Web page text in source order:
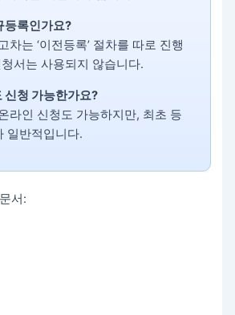
등록인가요?
차는 ‘이전등록’ 절차를 따로 진행
서는 사용되지 않습니다.
신청 가능한가요?
라인 신청도 가능하지만, 최초 등
일반적입니다.
서: